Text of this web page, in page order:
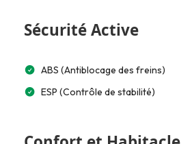
Sécurité Active
ABS (Antiblocage des freins)
ESP (Contrôle de stabilité)